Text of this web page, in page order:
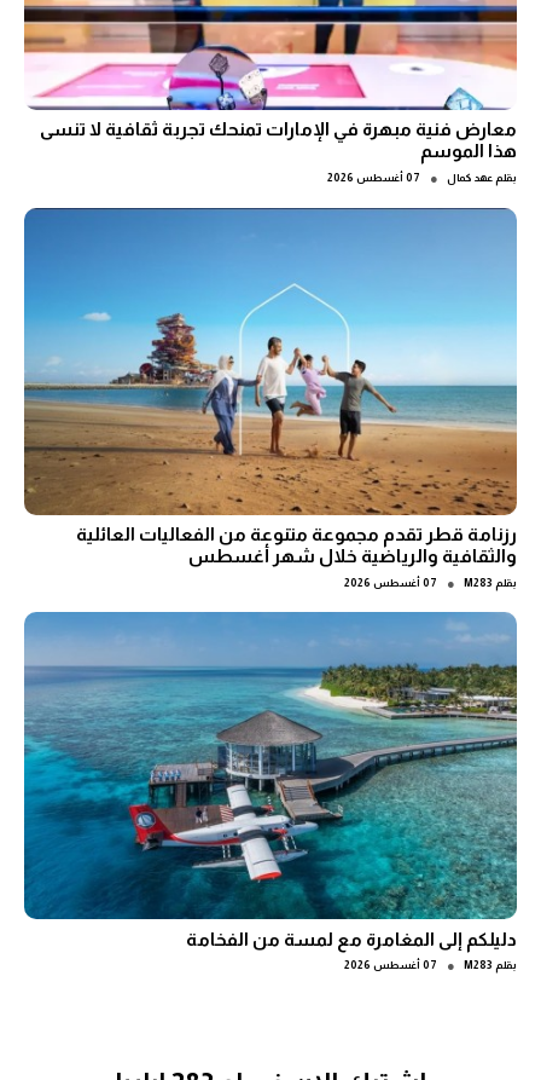
معارض فنية مبهرة في الإمارات تمنحك تجربة ثقافية لا تنسى
هذا الموسم
بقلم عهد كمال ● 07 أغسطس 2026
رزنامة قطر تقدم مجموعة متنوعة من الفعاليات العائلية
والثقافية والرياضية خلال شهر أغسطس
بقلم M283
● 07 أغسطس 2026
دليلكم إلى المغامرة مع لمسة من الفخامة
بقلم M283
● 07 أغسطس 2026